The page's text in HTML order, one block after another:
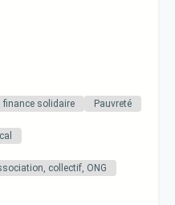
finance solidaire
Pauvreté
collectif, ONG